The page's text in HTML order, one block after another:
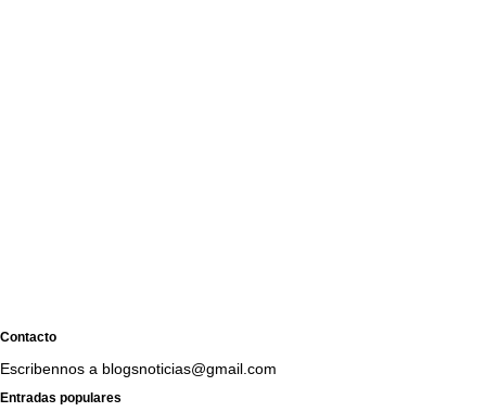
Contacto
Escribennos a blogsnoticias@gmail.com
Entradas populares